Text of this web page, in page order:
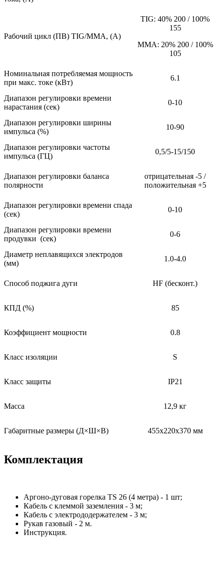
Рабочий цикл (ПВ) TIG/MMA, (А)
TIG: 40% 200 / 100%
155
ММА: 20% 200 / 100%
105
Номинальная потребляемая мощность
при макс. токе (кВт)
6.1
Диапазон регулировки времени
нарастания (сек)
0-10
Диапазон регулировки ширины
импульса (%)
10-90
Диапазон регулировки частоты
импульса (ГЦ)
0,5/5-15/150
Диапазон регулировки баланса
полярности
отрицательная -5 /
положительная +5
Диапазон регулировки времени спада
(сек)
0-10
Диапазон регулировки времени
продувки (сек)
0-6
Диаметр неплавящихся электродов
(мм)
1.0-4.0
Способ поджига дуги HF (бесконт.)
КПД (%) 85
Коэффициент мощности 0.8
Класс изоляции S
Класс защиты IP21
Масса 12,9 кг
Габаритные размеры (Д×Ш×В) 455x220x370 мм
Комплектация
Аргоно-дуговая горелка TS 26 (4 метра) - 1 шт;
Кабель с клеммой заземления - 3 м;
Кабель с электрододержателем - 3 м;
Рукав газовый - 2 м.
Инструкция.